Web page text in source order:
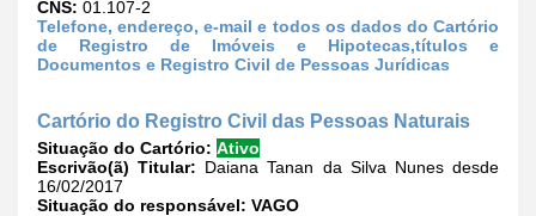
CNS: 01.107-2
Telefone, endereço, e-mail e todos os dados do Cartório
de Registro de Imóveis e Hipotecas,títulos e
Documentos e Registro Civil de Pessoas Jurídicas
Cartório do Registro Civil das Pessoas Naturais
Situação do Cartório: Ativo
Escrivão(ã) Titular: Daiana Tanan da Silva Nunes desde
16/02/2017
Situação do responsável: VAGO